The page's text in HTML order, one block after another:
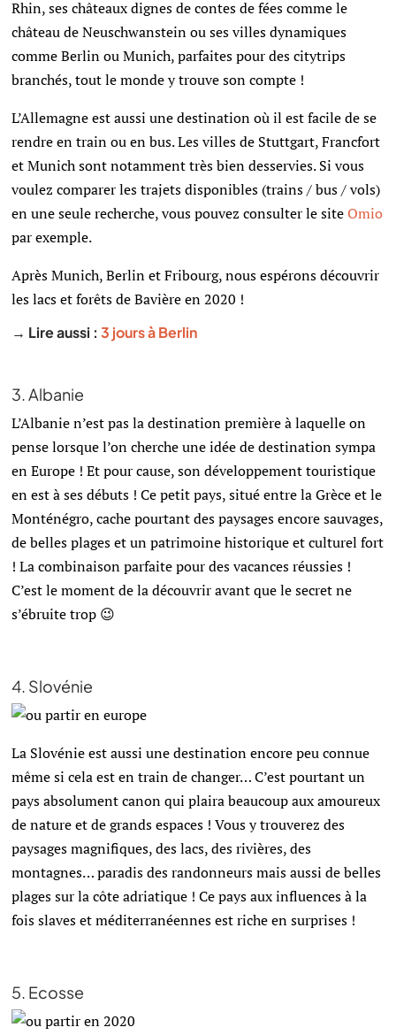
Rhin, ses châteaux dignes de contes de fées comme le
château de Neuschwanstein ou ses villes dynamiques
comme Berlin ou Munich, parfaites pour des citytrips
branchés, tout le monde y trouve son compte !
L’Allemagne est aussi une destination où il est facile de se
rendre en train ou en bus. Les villes de Stuttgart, Francfort
et Munich sont notamment très bien desservies. Si vous
voulez comparer les trajets disponibles (trains / bus / vols)
en une seule recherche, vous pouvez consulter le siteOmio
par exemple.
Après Munich, Berlin et Fribourg, nous espérons découvrir
les lacs et forêts de Bavière en 2020 !
→ Lire aussi :3 jours à Berlin
3. Albanie
L’Albanie n’est pas la destination première à laquelle on
pense lorsque l’on cherche une idée de destination sympa
en Europe ! Et pour cause, son développement touristique
en est à ses débuts ! Ce petit pays, situé entre la Grèce et le
Monténégro, cache pourtant des paysages encore sauvages,
de belles plages et un patrimoine historique et culturel fort
! La combinaison parfaite pour des vacances réussies !
C’est le moment de la découvrir avant que le secret ne
s’ébruite trop 😉
4. Slovénie
La Slovénie est aussi une destination encore peu connue
même si cela est en train de changer… C’est pourtant un
pays absolument canon qui plaira beaucoup aux amoureux
de nature et de grands espaces ! Vous y trouverez des
paysages magnifiques, des lacs, des rivières, des
montagnes… paradis des randonneurs mais aussi de belles
plages sur la côte adriatique ! Ce pays aux influences à la
fois slaves et méditerranéennes est riche en surprises !
5. Ecosse